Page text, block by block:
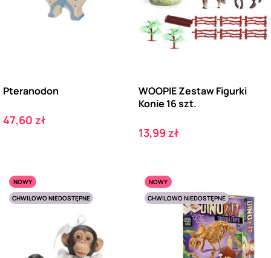
Pteranodon
Cena
47,60 zł
WOOPIE Zestaw Figurki
Konie 16 szt.
Cena
13,99 zł
NOWY
CHWILOWO NIEDOSTĘPNE
NOWY
CHWILOWO NIEDOSTĘPNE